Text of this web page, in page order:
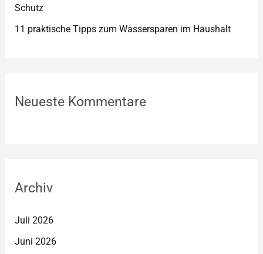
Schutz
11 praktische Tipps zum Wassersparen im Haushalt
Neueste Kommentare
Archiv
Juli 2026
Juni 2026